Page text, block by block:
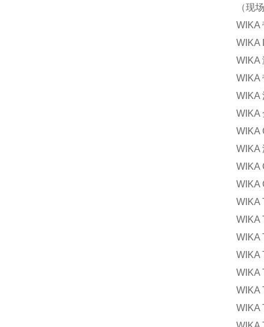
（现
WIKA
WIKA
WIKA
WIKA
WIKA
WIKA
WIKA
WIKA
WIKA
WIKA
WIKA
WIKA
WIKA
WIKA
WIKA
WIKA
WIKA